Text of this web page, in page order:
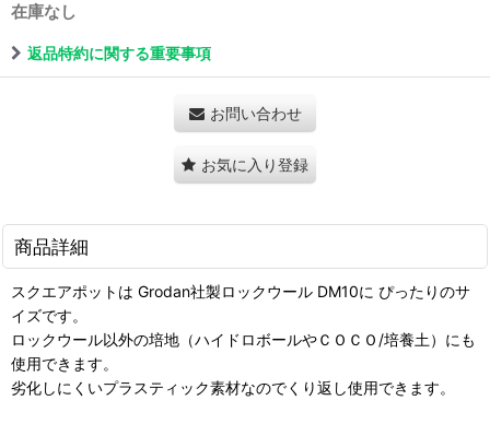
在庫なし
返品特約に関する重要事項
お問い合わせ
お気に入り登録
商品詳細
スクエアポットは Grodan社製ロックウール DM10に ぴったりのサ
イズです。
ロックウール以外の培地（ハイドロボールやＣＯＣＯ/培養土）にも
使用できます。
劣化しにくいプラスティック素材なのでくり返し使用できます。